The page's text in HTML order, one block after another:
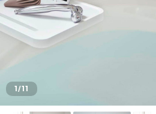
1/11